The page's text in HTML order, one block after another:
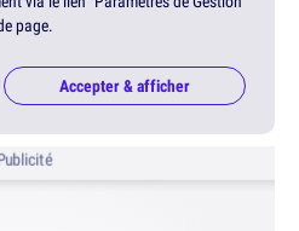
page.
Accepter & afficher